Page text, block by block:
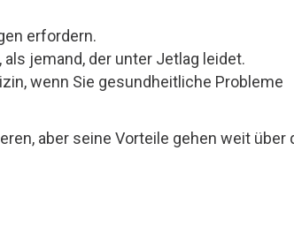
erfordern.
jemand, der unter Jetlag leidet.
wenn Sie gesundheitliche Probleme
aber seine Vorteile gehen weit über